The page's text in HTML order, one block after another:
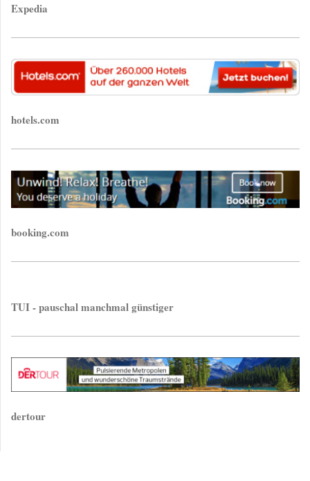
Expedia
hotels.com
booking.com
TUI - pauschal manchmal günstiger
dertour